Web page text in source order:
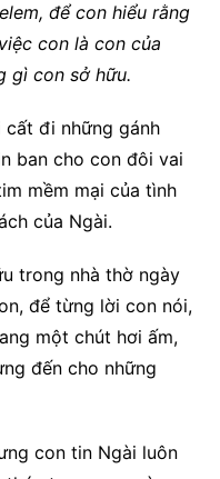
để con hiểu rằng
con là con của
gì con sở hữu.
cất đi những gánh
ban cho con đôi vai
mềm mại của tình
của Ngài.
trong nhà thờ ngày
để từng lời con nói,
một chút hơi ấm,
đến cho những
con tin Ngài luôn